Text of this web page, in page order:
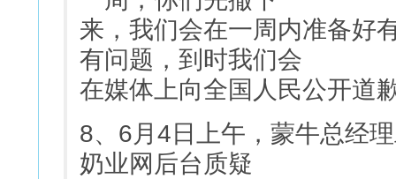
来，我们会在一周内准备好
有问题，到时我们会
在媒体上向全国人民公开道
8、6月4日上午，蒙牛总经
奶业网后台质疑